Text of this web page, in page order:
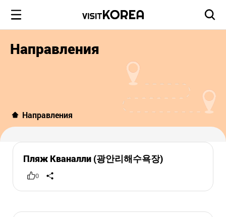
Направления
Направления
Пляж Кваналли (광안리해수욕장)
0